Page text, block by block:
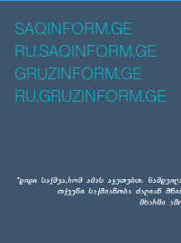
SAQINFORM.GE
RU.SAQINFORM.GE
GRUZINFORM.GE
RU.GRUZINFORM.GE